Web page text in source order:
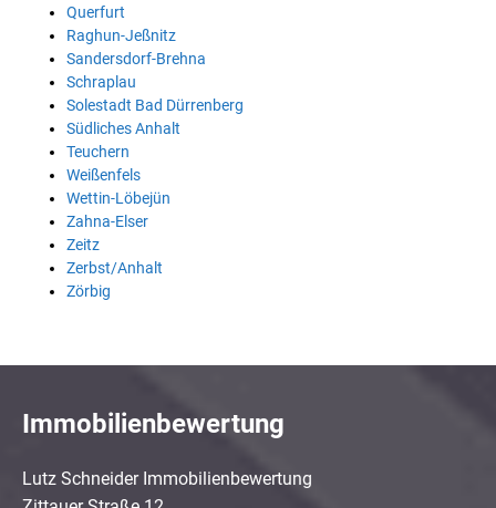
Querfurt
Raghun-Jeßnitz
Sandersdorf-Brehna
Schraplau
Solestadt Bad Dürrenberg
Südliches Anhalt
Teuchern
Weißenfels
Wettin-Löbejün
Zahna-Elser
Zeitz
Zerbst/Anhalt
Zörbig
Immobilienbewertung
Lutz Schneider Immobilienbewertung